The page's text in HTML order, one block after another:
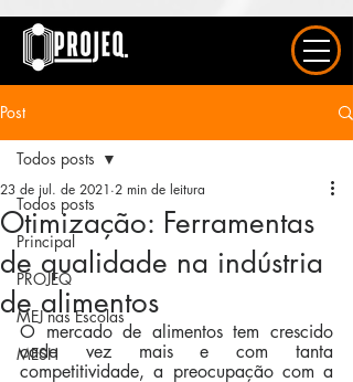
Post
Todos posts
Principal
PROJEQ
MEJ nas Escolas
MESH
Todos posts
Otimização: Ferramentas
de qualidade na indústria
de alimentos
23 de jul. de 2021 2 min de leitura
O mercado de alimentos tem crescido
cada vez mais e com tanta
competitividade, a preocupação com a